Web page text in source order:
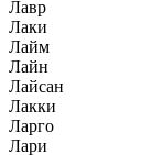
Лавр
Лаки
Лайм
Лайн
Лайсан
Лакки
Ларго
Лари